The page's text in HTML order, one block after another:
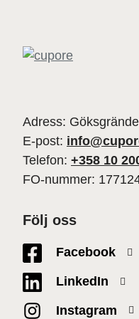
Adress:
E-post:
Telefon: +358 10
FO-nummer:
Följ oss
Facebook
LinkedIn
Instagram